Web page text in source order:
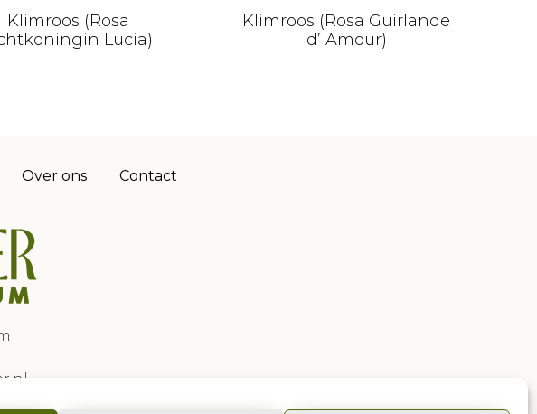
Klimroos (Rosa
Lucia)
Klimroos (Rosa Guirlande
d’ Amour)
Over ons Contact